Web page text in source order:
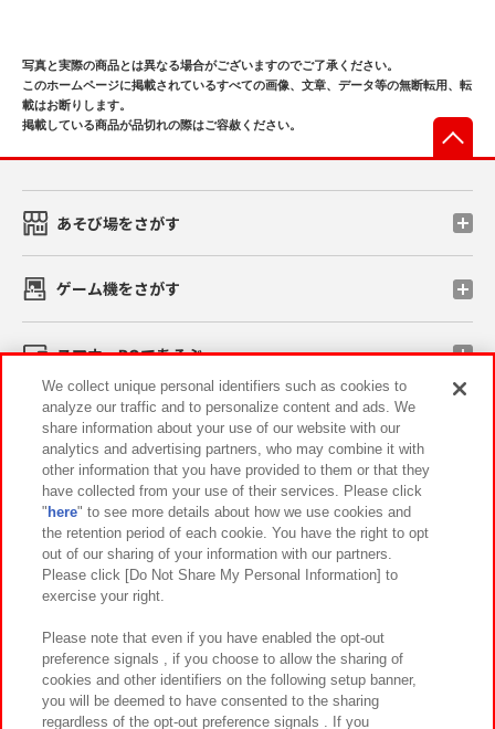
写真と実際の商品とは異なる場合がございますのでご了承ください。
このホームページに掲載されているすべての画像、文章、データ等の無断転用、転
載はお断りします。
掲載している商品が品切れの際はご容赦ください。
あそび場をさがす
ゲーム機をさがす
スマホ・PCであそぶ
イベント・キャンペーン
関連会社 サステナビリティ サイトポリシー
プライバシーポリシー ウェブアクセシビリティ方針と検証結果
お取引先さまとともに
カスタマーハラスメント対応方針 よくあるご質問・お問い合わせ
We collect unique personal identifiers such as cookies to
analyze our traffic and to personalize content and ads. We
share information about your use of our website with our
analytics and advertising partners, who may combine it with
other information that you have provided to them or that they
have collected from your use of their services. Please click
" here" to see more details about how we use cookies and
the retention period of each cookie. You have the right to opt
out of our sharing of your information with our partners.
Please click [Do Not Share My Personal Information] to
exercise your right.
Please note that even if you have enabled the opt-out
preference signals , if you choose to allow the sharing of
cookies and other identifiers on the following setup banner,
you will be deemed to have consented to the sharing
regardless of the opt-out preference signals . If you